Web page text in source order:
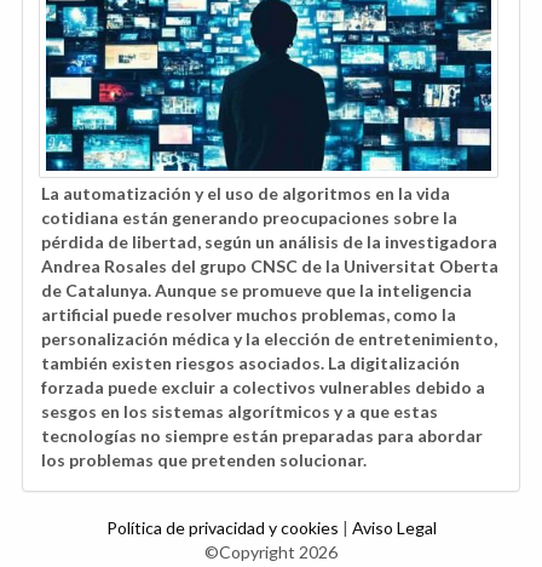
La automatización y el uso de algoritmos en la vida
cotidiana están generando preocupaciones sobre la
pérdida de libertad, según un análisis de la investigadora
Andrea Rosales del grupo CNSC de la Universitat Oberta
de Catalunya. Aunque se promueve que la inteligencia
artificial puede resolver muchos problemas, como la
personalización médica y la elección de entretenimiento,
también existen riesgos asociados. La digitalización
forzada puede excluir a colectivos vulnerables debido a
sesgos en los sistemas algorítmicos y a que estas
tecnologías no siempre están preparadas para abordar
los problemas que pretenden solucionar.
Política de privacidad y cookies | Aviso Legal
©Copyright 2026